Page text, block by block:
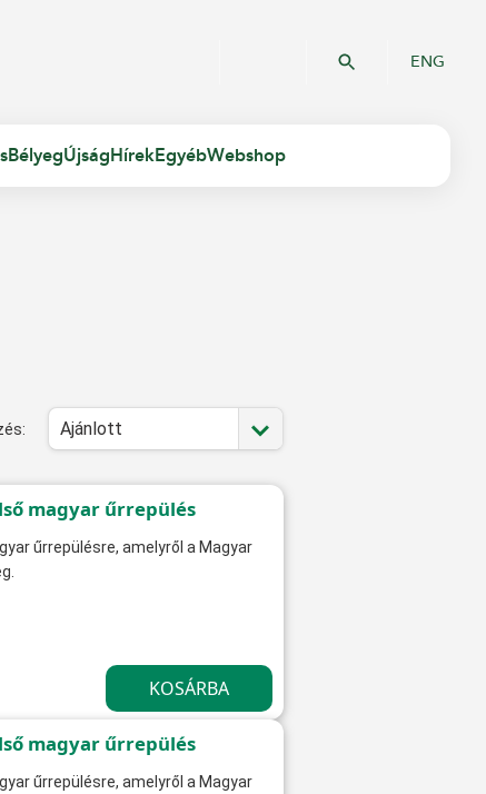
ENG
BélyegÚjság HírekEgyébWebshop
Ajánlott
magyar űrrepülés
űrrepülésre, amelyről a Magyar
magyar űrrepülés
űrrepülésre, amelyről a Magyar